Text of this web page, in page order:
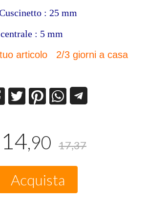
: 25 mm
: 5 mm
articolo 2/3 giorni a casa
14,90 17,37
Acquista